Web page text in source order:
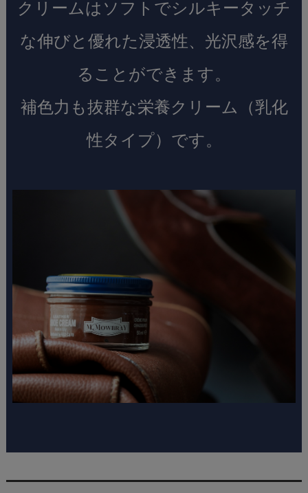
クリームはソフトでシルキータッチ
な伸びと優れた浸透性、光沢感を得
ることができます。
補色力も抜群な栄養クリーム（乳化
性タイプ）です。